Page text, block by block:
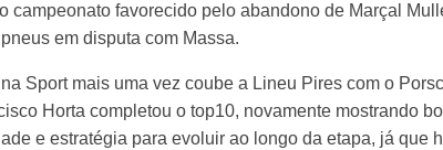
campeonato favorecido pelo abandono de Marçal
em disputa com Massa.
Sport mais uma vez coube a Lineu Pires com o
Horta completou o top10, novamente mostrando
e estratégia para evoluir ao longo da etapa, já que